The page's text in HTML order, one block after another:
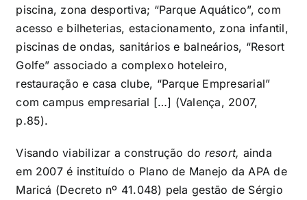
piscina, zona desportiva; “Parque Aquático”, com
acesso e bilheterias, estacionamento, zona infantil,
piscinas de ondas, sanitários e balneários, “Resort
Golfe” associado a complexo hoteleiro,
restauração e casa clube, “Parque Empresarial”
com campus empresarial […] (Valença, 2007,
p.85).
Visando viabilizar a construção do resort, ainda
em 2007 é instituído o Plano de Manejo da APA de
Maricá (Decreto nº 41.048) pela gestão de Sérgio